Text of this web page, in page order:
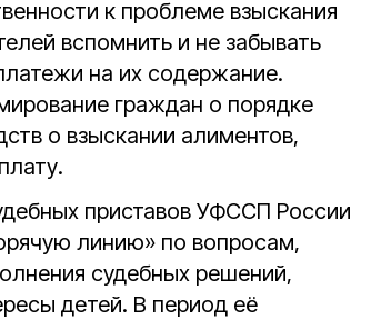
к проблеме взыскания
вспомнить и не забывать
на их содержание.
граждан о порядке
о взыскании алиментов,
приставов УФССП России
линию» по вопросам,
судебных решений,
детей. В период её